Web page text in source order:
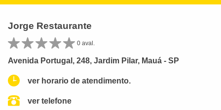
Jorge Restaurante
0 aval.
Avenida Portugal, 248, Jardim Pilar, Mauá - SP
ver horario de atendimento.
ver telefone